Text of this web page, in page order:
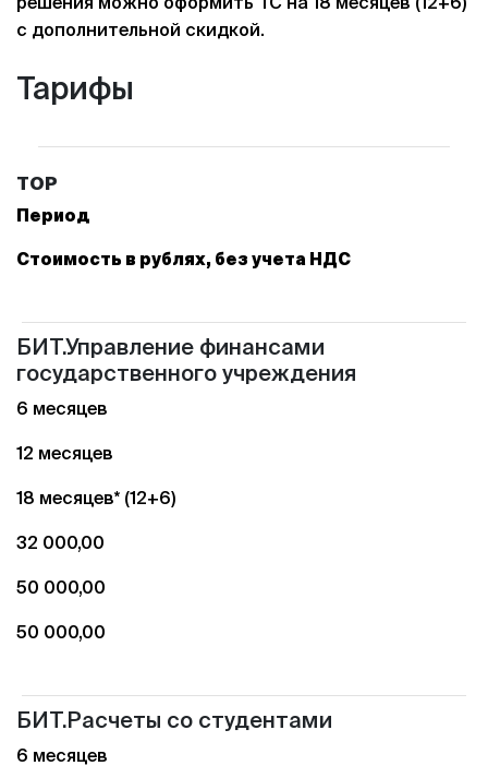
с дополнительной скидкой.
Тарифы
ТОР
Период
Стоимость в рублях, без учета НДС
БИТ.Управление финансами
государственного учреждения
6 месяцев
12 месяцев
18 месяцев* (12+6)
32 000,00
50 000,00
50 000,00
БИТ.Расчеты со студентами
6 месяцев